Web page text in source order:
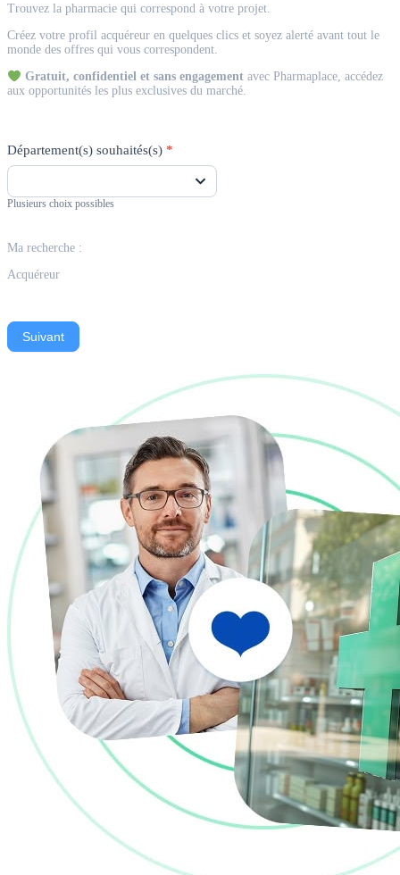
Acquéreur
Trouvez la pharmacie qui correspond à votre projet.
Créez votre profil acquéreur en quelques clics et soyez alerté avant tout le
monde des offres qui vous correspondent.
Gratuit, confidentiel et sans engagementavec Pharmaplace, accédez
aux opportunités les plus exclusives du marché.
Département(s) souhaités(s) *
Plusieurs choix possibles
Ma recherche :
Acquéreur
Suivant